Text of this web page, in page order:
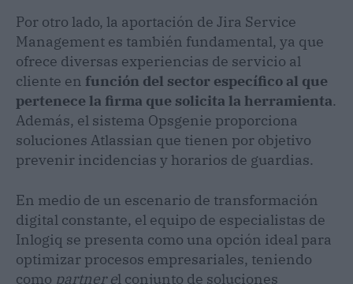
Por otro lado, la aportación de Jira Service
Management es también fundamental, ya que
ofrece diversas experiencias de servicio al
cliente en función del sector específico al que
pertenece la firma que solicita la herramienta.
Además, el sistema Opsgenie proporciona
soluciones Atlassian que tienen por objetivo
prevenir incidencias y horarios de guardias.
En medio de un escenario de transformación
digital constante, el equipo de especialistas de
Inlogiq se presenta como una opción ideal para
optimizar procesos empresariales, teniendo
como partner el conjunto de soluciones